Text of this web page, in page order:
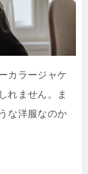
カラージャケ
れません。ま
な洋服なのか